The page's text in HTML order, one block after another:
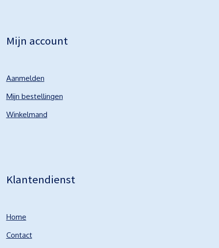
Mijn account
Aanmelden
Mijn bestellingen
Winkelmand
Klantendienst
Home
Contact